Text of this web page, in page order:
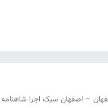
شروع فعالیت :۱۳۸۰ استان و شهر محل زندگی : اصفهان –